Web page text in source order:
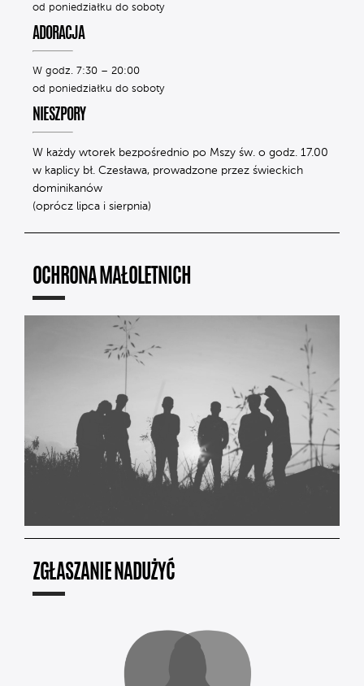
od poniedziałku do soboty
ADORACJA
W godz. 7:30 – 20:00
od poniedziałku do soboty
NIESZPORY
W każdy wtorek bezpośrednio po Mszy św. o godz. 17.00
w kaplicy bł. Czesława, prowadzone przez świeckich
dominikanów
(oprócz lipca i sierpnia)
OCHRONA MAŁOLETNICH
ZGŁASZANIE NADUŻYĆ